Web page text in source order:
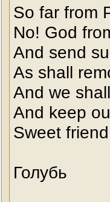
So far from
No! God
And send
As shall
And we
And keep
Sweet
Голубь